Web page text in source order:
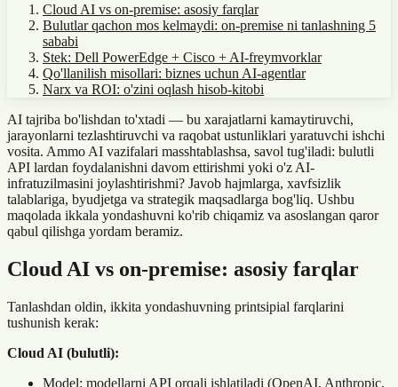
Cloud AI vs on-premise: asosiy farqlar
Bulutlar qachon mos kelmaydi: on-premise ni tanlashning 5
sababi
Stek: Dell PowerEdge + Cisco + AI-freymvorklar
Qo'llanilish misollari: biznes uchun AI-agentlar
Narx va ROI: o'zini oqlash hisob-kitobi
AI tajriba bo'lishdan to'xtadi — bu xarajatlarni kamaytiruvchi,
jarayonlarni tezlashtiruvchi va raqobat ustunliklari yaratuvchi ishchi
vosita. Ammo AI vazifalari masshtablashsa, savol tug'iladi: bulutli
API lardan foydalanishni davom ettirishmi yoki o'z AI-
infratuzilmasini joylashtirishmi? Javob hajmlarga, xavfsizlik
talablariga, byudjetga va strategik maqsadlarga bog'liq. Ushbu
maqolada ikkala yondashuvni ko'rib chiqamiz va asoslangan qaror
qabul qilishga yordam beramiz.
Cloud AI vs on-premise: asosiy farqlar
Tanlashdan oldin, ikkita yondashuvning printsipial farqlarini
tushunish kerak:
Cloud AI (bulutli):
Model: modellarni API orqali ishlatiladi (OpenAI, Anthropic,